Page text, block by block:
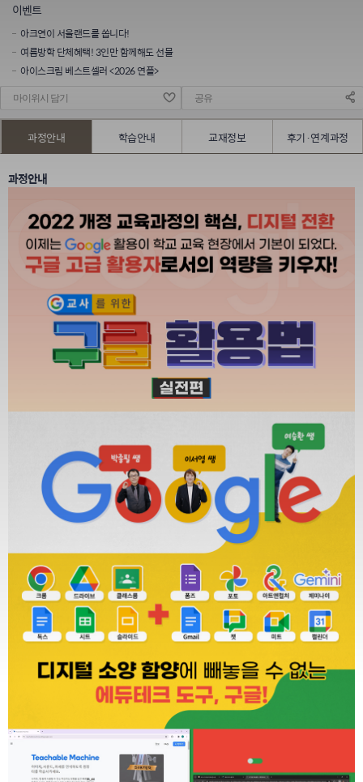
이벤트
아크연이 서울랜드를 쏩니다!
여름방학 단체혜택! 3인만 함께해도 선물
아이스크림 베스트셀러 <2026 연플>
마이위시 담기 공유
과정안내 학습안내 교재정보 후기·연계과정
과정안내